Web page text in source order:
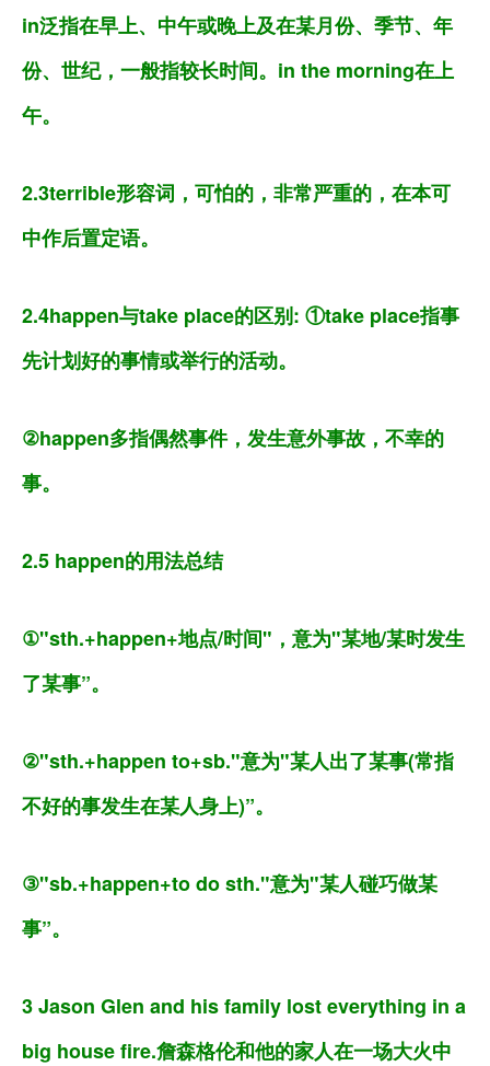
in泛指在早上、中午或晚上及在某月份、季节、年
份、世纪，一般指较长时间。in the morning在上
午。
2.3terrible形容词，可怕的，非常严重的，在本可
中作后置定语。
2.4happen与take place的区别: ①take place指事
先计划好的事情或举行的活动。
②happen多指偶然事件，发生意外事故，不幸的
事。
2.5 happen的用法总结
①"sth.+happen+地点/时间"，意为"某地/某时发生
了某事”。
②"sth.+happen to+sb."意为"某人出了某事(常指
不好的事发生在某人身上)”。
③"sb.+happen+to do sth."意为"某人碰巧做某
事”。
3 Jason Glen and his family lost everything in a
big house fire.詹森格伦和他的家人在一场大火中